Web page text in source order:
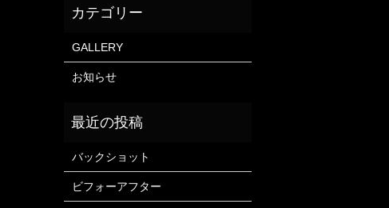
GALLERY
お知らせ
バックショット
ビフォーアフター